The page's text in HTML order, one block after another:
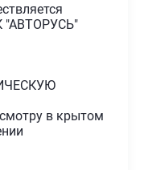
в крытом